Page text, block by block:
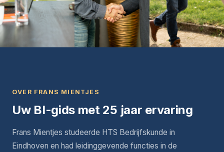
OVER FRANS MIENTJES
Uw BI-gids met 25 jaar ervaring
Frans Mientjes studeerde HTS Bedrijfskunde in
Eindhoven en had leidinggevende functies in de